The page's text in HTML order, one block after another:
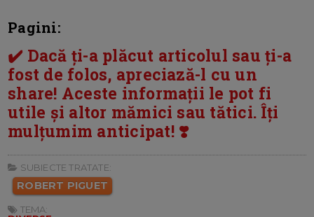
Pagini:
✔️ Dacă ți-a plăcut articolul sau ți-a
fost de folos, apreciază-l cu un
share! Aceste informații le pot fi
utile și altor mămici sau tătici. Îți
mulțumim anticipat! ❣️
SUBIECTE TRATATE:
ROBERT PIGUET
TEMA: